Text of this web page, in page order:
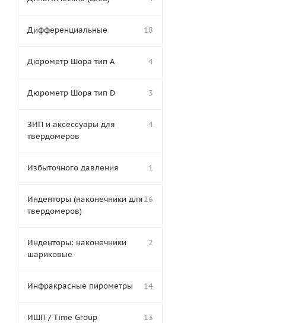
Дифференциальные 18
Дюрометр Шора тип A 4
Дюрометр Шора тип D 3
ЗИП и аксессуары для
твердомеров
4
Избыточного давления 1
Инденторы (наконечники для
твердомеров)
26
Инденторы: наконечники
шариковые
2
Инфракрасные пирометры 14
ИШП / Time Group 13